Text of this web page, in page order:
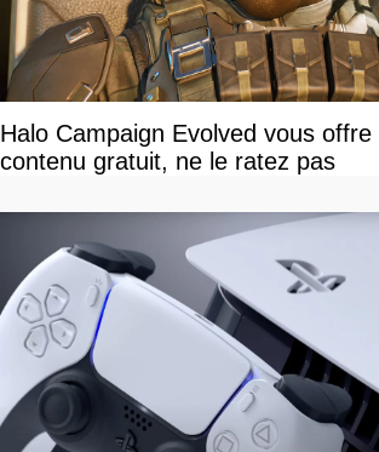
Halo Campaign Evolved vous offre
contenu gratuit, ne le ratez pas